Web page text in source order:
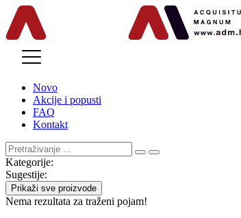
Novo
Akcije i popusti
FAQ
Kontakt
Kategorije:
Sugestije:
Prikaži sve proizvode
Nema rezultata za traženi pojam!